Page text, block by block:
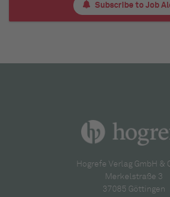
Subscribe to Job
Hogrefe Verlag GmbH &
Merkelstraße 3
37085 Göttingen